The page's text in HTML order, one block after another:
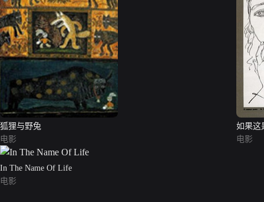
狐狸与野兔
电影
如果这
电影
In The Name Of Life
电影